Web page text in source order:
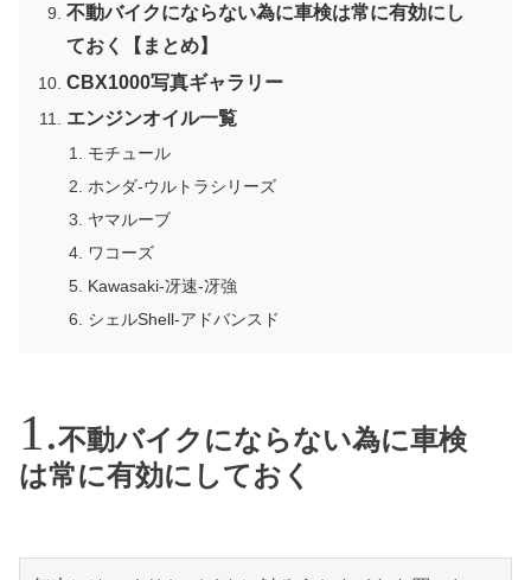
不動バイクにならない為に車検は常に有効にし
ておく【まとめ】
CBX1000写真ギャラリー
エンジンオイル一覧
モチュール
ホンダ-ウルトラシリーズ
ヤマルーブ
ワコーズ
Kawasaki-冴速-冴強
シェルShell-アドバンスド
不動バイクにならない為に車検
は常に有効にしておく